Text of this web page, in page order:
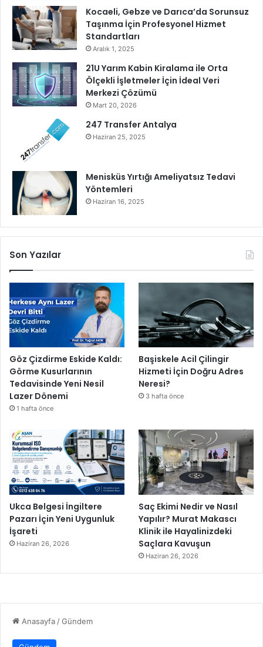
Kocaeli, Gebze ve Darıca’da Sorunsuz
Taşınma İçin Profesyonel Hizmet
Standartları
Aralık 1, 2025
21U Yarım Kabin Kiralama ile Orta
Ölçekli İşletmeler İçin İdeal Veri
Merkezi Çözümü
Mart 20, 2026
247 Transfer Antalya
Haziran 25, 2025
Menisküs Yırtığı Ameliyatsız Tedavi
Yöntemleri
Haziran 16, 2025
Son Yazılar
Göz Çizdirme Eskide Kaldı:
Görme Kusurlarının
Tedavisinde Yeni Nesil
Lazer Dönemi
1 hafta önce
Başiskele Acil Çilingir
Hizmeti İçin Doğru Adres
Neresi?
3 hafta önce
Ukca Belgesi İngiltere
Pazarı İçin Yeni Uygunluk
İşareti
Haziran 26, 2026
Saç Ekimi Nedir ve Nasıl
Yapılır? Murat Makascı
Klinik ile Hayalinizdeki
Saçlara Kavuşun
Haziran 26, 2026